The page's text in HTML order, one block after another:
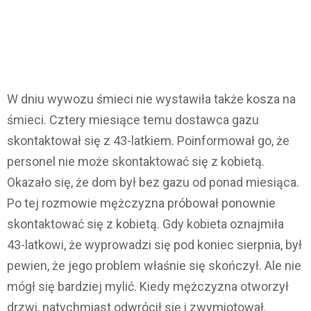
W dniu wywozu śmieci nie wystawiła także kosza na
śmieci. Cztery miesiące temu dostawca gazu
skontaktował się z 43-latkiem. Poinformował go, że
personel nie może skontaktować się z kobietą.
Okazało się, że dom był bez gazu od ponad miesiąca.
Po tej rozmowie mężczyzna próbował ponownie
skontaktować się z kobietą. Gdy kobieta oznajmiła
43-latkowi, że wyprowadzi się pod koniec sierpnia, był
pewien, że jego problem właśnie się skończył. Ale nie
mógł się bardziej mylić. Kiedy mężczyzna otworzył
drzwi, natychmiast odwrócił się i zwymiotował.